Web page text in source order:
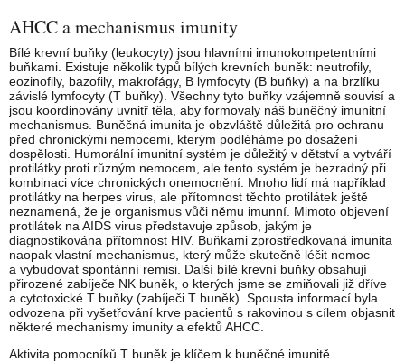
AHCC a mechanismus imunity
Bílé krevní buňky (leukocyty) jsou hlavními imunokompetentními
buňkami. Existuje několik typů bílých krevních buněk: neutrofily,
eozinofily, bazofily, makrofágy, B lymfocyty (B buňky) a na brzlíku
závislé lymfocyty (T buňky). Všechny tyto buňky vzájemně souvisí a
jsou koordinovány uvnitř těla, aby formovaly náš buněčný imunitní
mechanismus. Buněčná imunita je obzvláště důležitá pro ochranu
před chronickými nemocemi, kterým podléháme po dosažení
dospělosti. Humorální imunitní systém je důležitý v dětství a vytváří
protilátky proti různým nemocem, ale tento systém je bezradný při
kombinaci více chronických onemocnění. Mnoho lidí má například
protilátky na herpes virus, ale přítomnost těchto protilátek ještě
neznamená, že je organismus vůči němu imunní. Mimoto objevení
protilátek na AIDS virus představuje způsob, jakým je
diagnostikována přítomnost HIV. Buňkami zprostředkovaná imunita
naopak vlastní mechanismus, který může skutečně léčit nemoc
a vybudovat spontánní remisi. Další bílé krevní buňky obsahují
přirozené zabíječe NK buněk, o kterých jsme se zmiňovali již dříve
a cytotoxické T buňky (zabíječi T buněk). Spousta informací byla
odvozena při vyšetřování krve pacientů s rakovinou s cílem objasnit
některé mechanismy imunity a efektů AHCC.
Aktivita pomocníků T buněk je klíčem k buněčné imunitě